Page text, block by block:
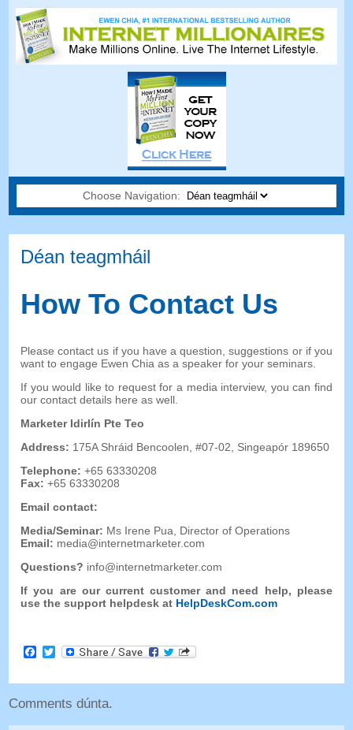
Choose Navigation:
Déan teagmháil
How To Contact Us
Please contact us if you have a question ,suggestions or if you
want to engage Ewen Chia as a speaker for your seminars
If you would like to request for a media interview, you can find
our contact details here as well
Marketer Idirlín Pte Teo
Address: 175A Shráid Bencoolen, #07-02, Singeapór 189650
Telephone: +65 63330208
Fax: +65 63330208
Email contact:
Media/Seminar: Ms Irene Pua
Director of Operations
Email: media@internetmarketer.com
Questions? info@internetmarketer.com
If you are our current customer and need help, please
use the support helpdesk at HelpDeskCom.com
Facebook
Twitter
Comments dúnta.